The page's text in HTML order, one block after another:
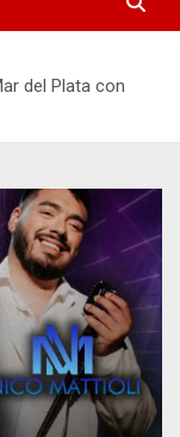
del Plata con